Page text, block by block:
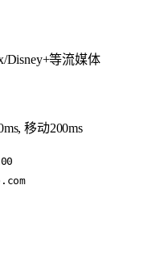
Disney+等流媒体
移动200ms